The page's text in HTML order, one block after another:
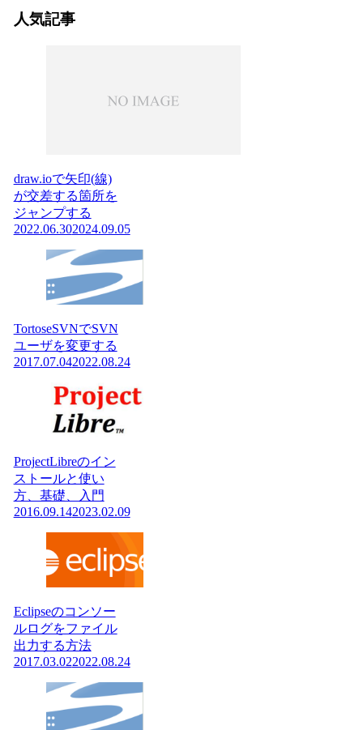
人気記事
draw.ioで矢印(線)
が交差する箇所を
ジャンプする
2022.06.302024.09.05
TortoseSVNでSVN
ユーザを変更する
2017.07.042022.08.24
ProjectLibreのイン
ストールと使い
方、基礎、入門
2016.09.142023.02.09
Eclipseのコンソー
ルログをファイル
出力する方法
2017.03.022022.08.24